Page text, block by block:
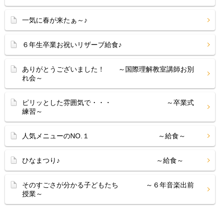
一気に春が来たぁ～♪
６年生卒業お祝いリザーブ給食♪
ありがとうございました！ ～国際理解教室講師お別
れ会～
ピリッとした雰囲気で・・・ ～卒業式
練習～
人気メニューのNO.１ ～給食～
ひなまつり♪ ～給食～
そのすごさが分かる子どもたち ～６年音楽出前
授業～